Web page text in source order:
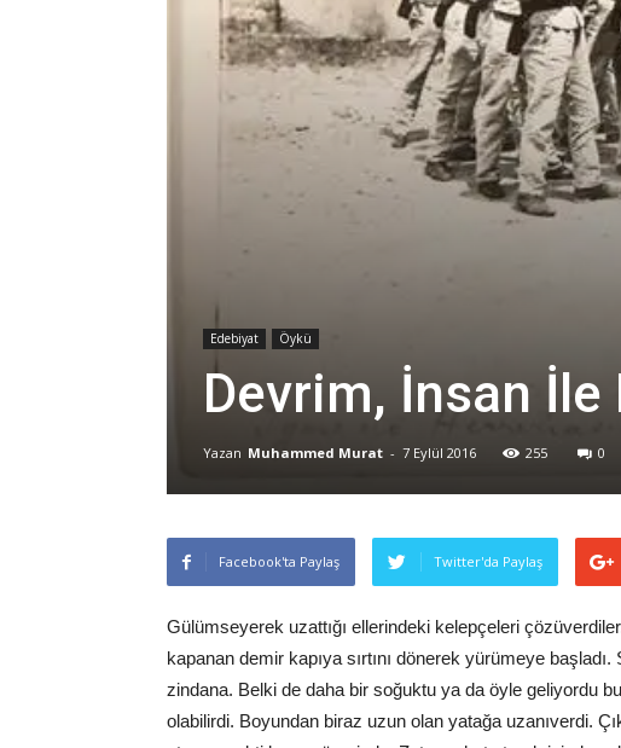
Edebiyat Öykü
Devrim, İnsan İle
Yazan Muhammed Murat - 7 Eylül 2016 255 0
Facebook'ta Paylaş Twitter'da Paylaş
Gülümseyerek uzattığı ellerindeki kelepçeleri
kapanan demir kapıya sırtını dönerek yürümeye
zindana. Belki de daha bir soğuktu ya da öyle geliyordu
olabilirdi. Boyundan biraz uzun olan yatağa uzanıverdi.